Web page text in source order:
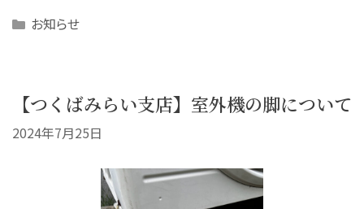
Categories
お知らせ
【つくばみらい支店】室外機の脚について
2024年7月25日